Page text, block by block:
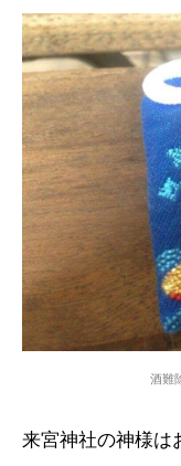
酒難
来宮神社の神様は